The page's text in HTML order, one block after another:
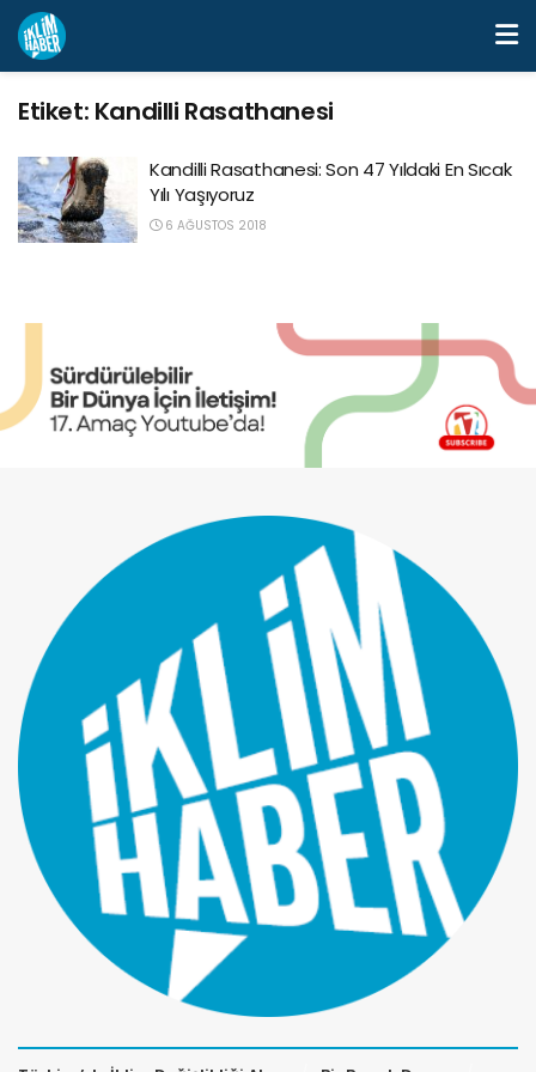
Etiket: Kandilli Rasathanesi
Kandilli Rasathanesi: Son 47 Yıldaki En Sıcak
Yılı Yaşıyoruz
6 AĞUSTOS 2018